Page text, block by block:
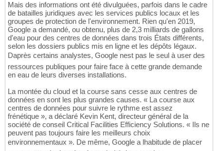
Mais des informations ont été divulguées, parfois dans le cadre
de batailles juridiques avec les services publics locaux et les
groupes de protection de l'environnement. Rien qu'en 2019,
Google a demandé, ou obtenu, plus de 2,3 milliards de gallons
d'eau pour des centres de données dans trois États différents,
selon les dossiers publics mis en ligne et les dépôts légaux.
Daprès certains analystes, Google nest pas le seul à user des
ressources publiques pour faire face à cette grande demande
en eau de leurs diverses installations.
La montée du cloud et la course sans cesse aux centres de
données en sont les plus grandes causes. « La course aux
centres de données pour suivre le rythme est assez
frénétique », a déclaré Kevin Kent, directeur général de la
société de conseil Critical Facilities Efficiency Solutions. « Ils ne
peuvent pas toujours faire les meilleurs choix
environnementaux ». De même, Google a lhabitude de placer